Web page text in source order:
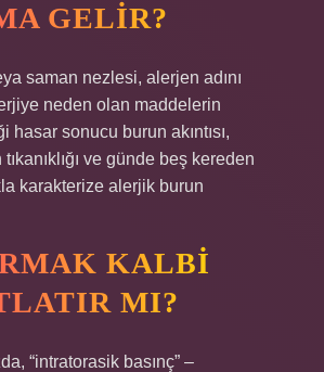
GELIR?
saman nezlesi, alerjen adını
neden olan maddelerin
hasar sonucu burun akıntısı,
tıkanıklığı ve günde beş kereden
karakterize alerjik burun
KALBI
MI?
“intratorasik basınç” –